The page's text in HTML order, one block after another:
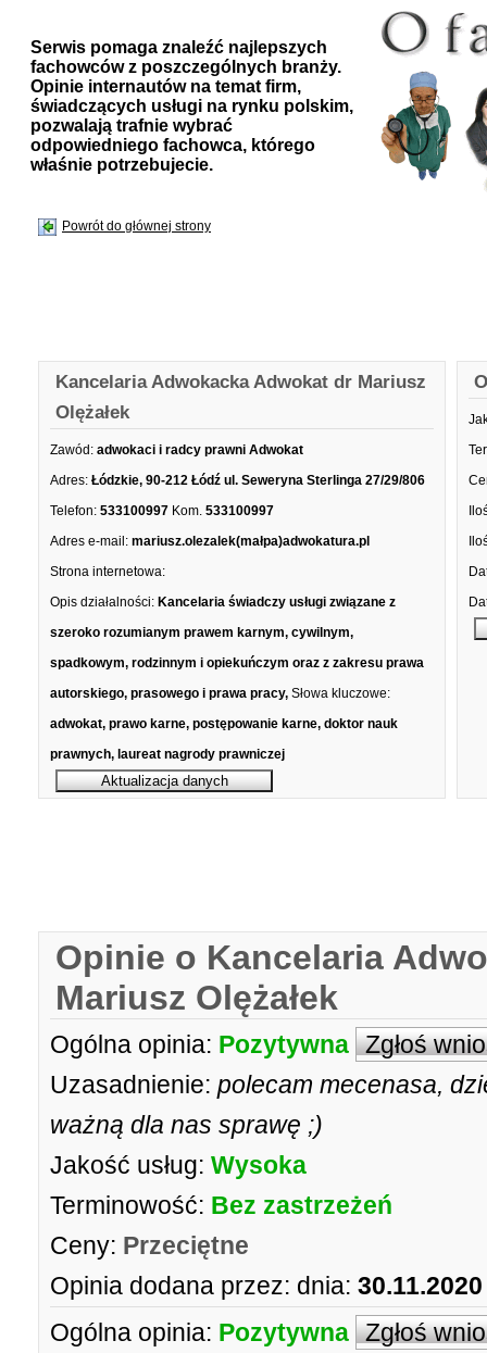
Serwis pomaga znaleźć najlepszych
fachowców z poszczególnych branży.
Opinie internautów na temat firm,
świadczących usługi na rynku polskim,
pozwalają trafnie wybrać
odpowiedniego fachowca, którego
właśnie potrzebujecie.
Powrót do głównej strony
Kancelaria Adwokacka Adwokat dr Mariusz
Olężałek
Zawód: adwokaci i radcy prawni Adwokat
Adres: Łódzkie, 90-212 Łódź ul. Seweryna Sterlinga 27/29/806
Telefon: 533100997 Kom. 533100997
Adres e-mail: mariusz.olezalek(małpa)adwokatura.pl
Strona internetowa:
Opis działalności: Kancelaria świadczy usługi związane z
szeroko rozumianym prawem karnym, cywilnym,
spadkowym, rodzinnym i opiekuńczym oraz z zakresu prawa
autorskiego, prasowego i prawa pracy, Słowa kluczowe:
adwokat, prawo karne, postępowanie karne, doktor nauk
prawnych, laureat nagrody prawniczej
Opinie o Kancelaria
Mariusz Olężałek
Ogólna opinia: Pozytywna Zgłoś
Uzasadnienie: polecam mecenasa,
ważną dla nas sprawę ;)
Jakość usług: Wysoka
Terminowość: Bez zastrzeżeń
Ceny: Przeciętne
Opinia dodana przez: dnia:
Ogólna opinia: Pozytywna Zgłoś